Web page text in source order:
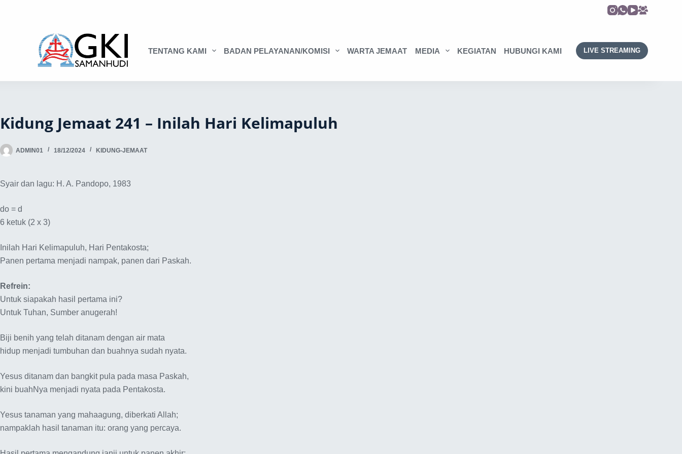
TENTANG KAMI BADAN PELAYANAN/KOMISI WARTA JEMAAT MEDIA KEGIATAN HUBUNGI KAMI LIVE STREAMING
Kidung Jemaat 241 – Inilah Hari Kelimapuluh
ADMIN01 18/12/2024 KIDUNG-JEMAAT
Syair dan lagu: H. A. Pandopo, 1983
do = d
6 ketuk (2 x 3)
Inilah Hari Kelimapuluh, Hari Pentakosta;
Panen pertama menjadi nampak, panen dari Paskah.
Refrein:
Untuk siapakah hasil pertama ini?
Untuk Tuhan, Sumber anugerah!
Biji benih yang telah ditanam dengan air mata
hidup menjadi tumbuhan dan buahnya sudah nyata.
Yesus ditanam dan bangkit pula pada masa Paskah,
kini buahNya menjadi nyata pada Pentakosta.
Yesus tanaman yang mahaagung, diberkati Allah;
nampaklah hasil tanaman itu: orang yang percaya.